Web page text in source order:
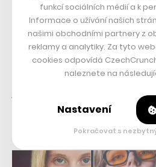
Účast na festivalu se
finančně. Přitahuje nové
třeba říkali, že jsou pro ně
tržeb něco jako Vánoce,“
může být pro ně velká pomoc.
tolik na Instagramu,“dodává.
funkcí sociálních médií a k
Informace o užívání našich
našimi obchodními partnery z
reklamy a analytiky. Za tyto
cookies odpovídá
naleznete na
Nastavení
Pokračovat s